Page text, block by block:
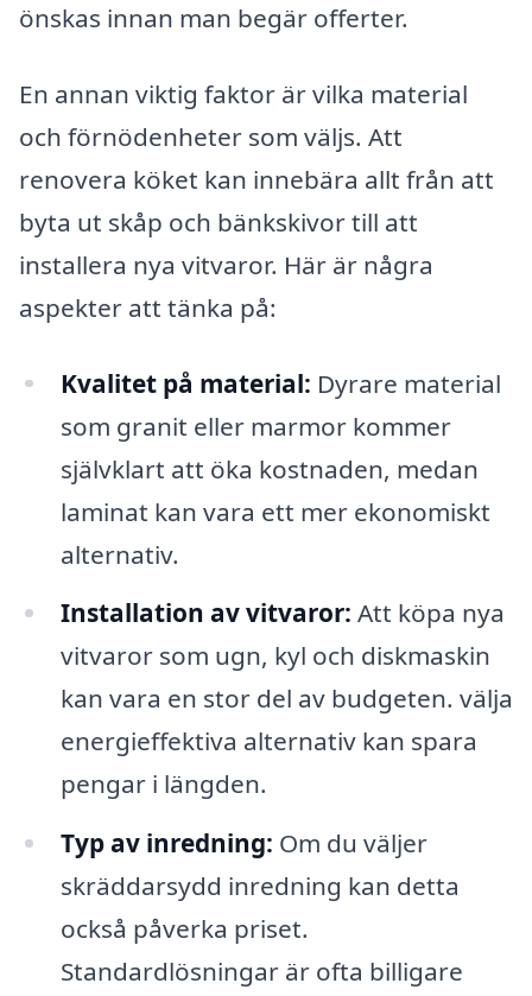
önskas innan man begär offerter.
En annan viktig faktor är vilka material
och förnödenheter som väljs. Att
renovera köket kan innebära allt från att
byta ut skåp och bänkskivor till att
installera nya vitvaror. Här är några
aspekter att tänka på:
Kvalitet på material: Dyrare material
som granit eller marmor kommer
självklart att öka kostnaden, medan
laminat kan vara ett mer ekonomiskt
alternativ.
Installation av vitvaror: Att köpa nya
vitvaror som ugn, kyl och diskmaskin
kan vara en stor del av budgeten. välja
energieffektiva alternativ kan spara
pengar i längden.
Typ av inredning: Om du väljer
skräddarsydd inredning kan detta
också påverka priset.
Standardlösningar är ofta billigare